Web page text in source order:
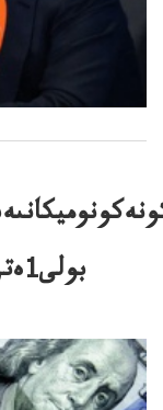
بولى1ەترلنتەڭگەدەناساقارجىبولىنەدى